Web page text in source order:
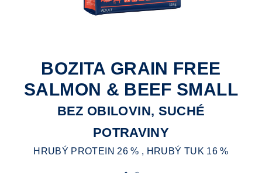
BOZITA GRAIN FREE
SALMON & BEEF SMALL
BEZ OBILOVIN, SUCHÉ
POTRAVINY
HRUBÝ PROTEIN 26 % , HRUBÝ TUK 16 %